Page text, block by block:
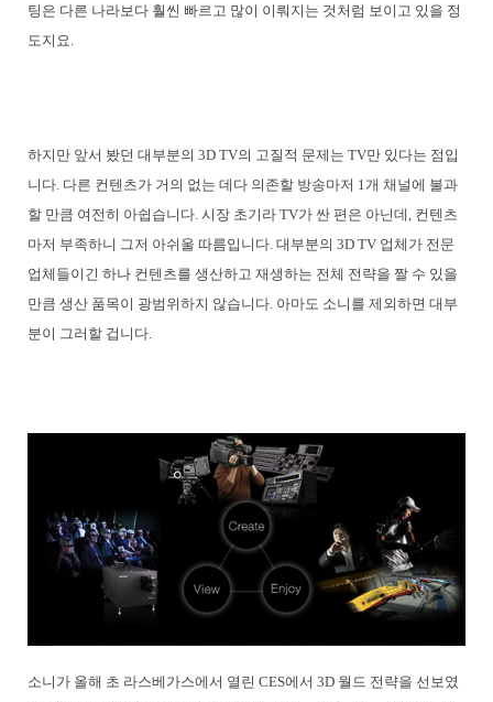
팅은 다른 나라보다 훨씬 빠르고 많이 이뤄지는 것처럼 보이고 있을 정
도지요.
하지만 앞서 봤던 대부분의 3D TV의 고질적 문제는 TV만 있다는 점입
니다. 다른 컨텐츠가 거의 없는 데다 의존할 방송마저 1개 채널에 불과
할 만큼 여전히 아쉽습니다. 시장 초기라 TV가 싼 편은 아닌데, 컨텐츠
마저 부족하니 그저 아쉬울 따름입니다. 대부분의 3D TV 업체가 전문
업체들이긴 하나 컨텐츠를 생산하고 재생하는 전체 전략을 짤 수 있을
만큼 생산 품목이 광범위하지 않습니다. 아마도 소니를 제외하면 대부
분이 그러할 겁니다.
소니가 올해 초 라스베가스에서 열린 CES에서 3D 월드 전략을 선보였